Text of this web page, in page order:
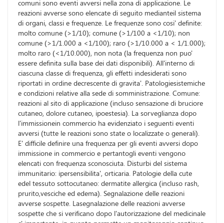
comuni sono eventi avversi nella zona di applicazione. Le
reazioni avverse sono elencate di seguito medianteil sistema
di organi, classi e frequenze. Le frequenze sono cosi' definite:
molto comune (>1/10); comune (>1/100 a <1/10); non
comune (>1/1.000 a <1/100); raro (>1/10.000 a < 1/1.000);
molto raro (<1/10.000), non nota (la frequenza non puo'
essere definita sulla base dei dati disponibili). All'interno di
ciascuna classe di frequenza, gli effetti indesiderati sono
riportati in ordine decrescente di gravita'. Patologiesistemiche
e condizioni relative alla sede di somministrazione. Comune:
reazioni al sito di applicazione (incluso sensazione di bruciore
cutaneo, dolore cutaneo, ipoestesia). La sorveglianza dopo
l'immissionein commercio ha evidenziato i seguenti eventi
avversi (tutte le reazioni sono state o localizzate o generali).
E' difficile definire una frequenza per gli eventi avversi dopo
immissione in commercio e pertantogli eventi vengono
elencati con frequenza sconosciuta. Disturbi del sistema
immunitario: ipersensibilita', orticaria. Patologie della cute
edel tessuto sottocutaneo: dermatite allergica (incluso rash,
prurito,vesciche ed edema). Segnalazione delle reazioni
avverse sospette. Lasegnalazione delle reazioni avverse
sospette che si verificano dopo l'autorizzazione del medicinale